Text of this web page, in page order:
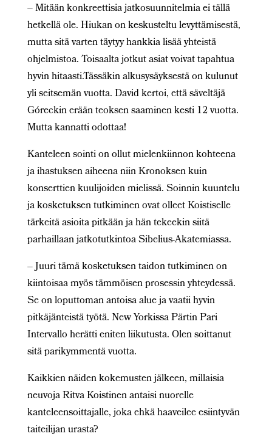
– Mitään konkreettisia jatkosuunnitelmia ei tällä
hetkellä ole. Hiukan on keskusteltu levyttämisestä,
mutta sitä varten täytyy hankkia lisää yhteistä
ohjelmistoa. Toisaalta jotkut asiat voivat tapahtua
hyvin hitaasti.Tässäkin alkusysäyksestä on kulunut
yli seitsemän vuotta. David kertoi, että säveltäjä
Góreckin erään teoksen saaminen kesti 12 vuotta.
Mutta kannatti odottaa!
Kanteleen sointi on ollut mielenkiinnon kohteena
ja ihastuksen aiheena niin Kronoksen kuin
konserttien kuulijoiden mielissä. Soinnin kuuntelu
ja kosketuksen tutkiminen ovat olleet Koistiselle
tärkeitä asioita pitkään ja hän tekeekin siitä
parhaillaan jatkotutkintoa Sibelius-Akatemiassa.
– Juuri tämä kosketuksen taidon tutkiminen on
kiintoisaa myös tämmöisen prosessin yhteydessä.
Se on loputtoman antoisa alue ja vaatii hyvin
pitkäjänteistä työtä. New Yorkissa Pärtin Pari
Intervallo herätti eniten liikutusta. Olen soittanut
sitä parikymmentä vuotta.
Kaikkien näiden kokemusten jälkeen, millaisia
neuvoja Ritva Koistinen antaisi nuorelle
kanteleensoittajalle, joka ehkä haaveilee esiintyvän
taiteilijan urasta?